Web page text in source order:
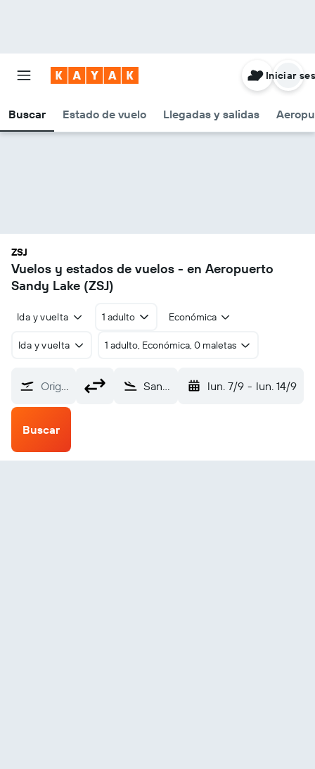
Buscar Estado de vuelo Llegadas y salidas
Iniciar
ZSJ
Vuelos y estados de vuelos - en Aeropuerto
Sandy Lake (ZSJ)
Ida y vuelta 1 adulto Económica
Ida y vuelta 1 adulto, Económica, 0 maletas
Origen Sandy Lake (ZSJ) lun. 7/9 - lun. 14/9
Buscar